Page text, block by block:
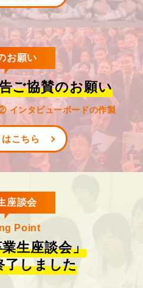
お願い
ご協賛のお願い
ンタビューボードの作製
こちら
座談会
Point
生座談会」
了しました